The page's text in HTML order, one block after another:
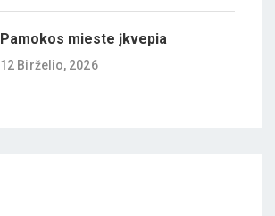
Pamokos mieste įkvepia
12 Birželio, 2026